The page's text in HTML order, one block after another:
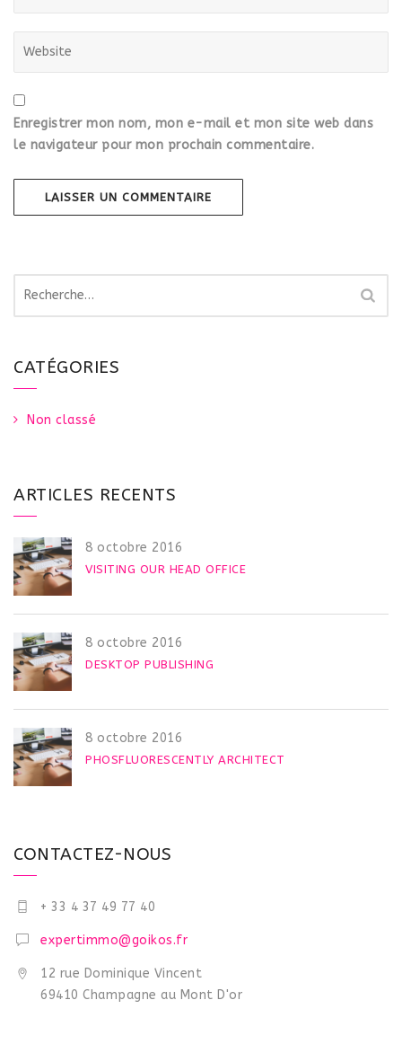
Enregistrer mon nom, mon e-mail et mon site web dans
le navigateur pour mon prochain commentaire.
e
r
c
:
CATÉGORIES
Non classé
ARTICLES RECENTS
8 octobre 2016
VISITING OUR HEAD OFFICE
8 octobre 2016
DESKTOP PUBLISHING
8 octobre 2016
PHOSFLUORESCENTLY ARCHITECT
CONTACTEZ-NOUS
+ 33 4 37 49 77 40
expertimmo@goikos.fr
12 rue Dominique Vincent
69410 Champagne au Mont D'or